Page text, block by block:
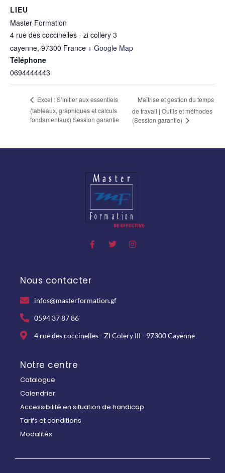
LIEU
Master Formation
4 rue des coccinelles - zi collery 3
cayenne, 97300 France + Google Map
Téléphone
0694444443
Excel : S’initier aux essentiels
(tableaux, graphiques et calculs
fondamentaux) Session garantie
Maîtrise et gestion du temps
de travail | Outils et méthodes
(Session garantie)
Nous contacter
infos@masterformation.gf
0594 37 87 86
4 rue des coccinelles - ZI Colery III - 97300 Cayenne
Notre centre
Catalogue
Calendrier
Accessibilité en situation de handicap
Tarifs et conditions
Modalités